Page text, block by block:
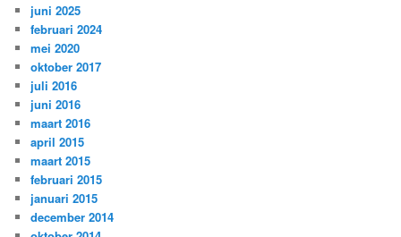
juni 2025
februari 2024
mei 2020
oktober 2017
juli 2016
juni 2016
maart 2016
april 2015
maart 2015
februari 2015
januari 2015
december 2014